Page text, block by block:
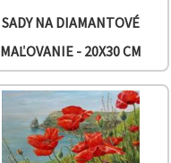
SADY NA DIAMANTOVÉ
MAĽOVANIE - 20X30 CM